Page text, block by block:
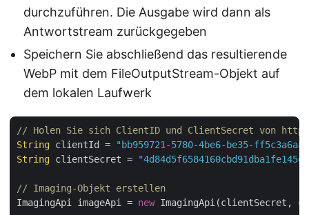
durchzuführen. Die Ausgabe wird dann als
Antwortstream zurückgegeben
Speichern Sie abschließend das resultierende
WebP mit dem FileOutputStream-Objekt auf
dem lokalen Laufwerk
// Holen Sie sich ClientID und ClientSecret von
String clientId =
"bb959721-5780-4be6-be35-
String clientSecret =
// Imaging-Objekt erstellen
ImagingApi imageApi = new ImagingApi(clientSecret,